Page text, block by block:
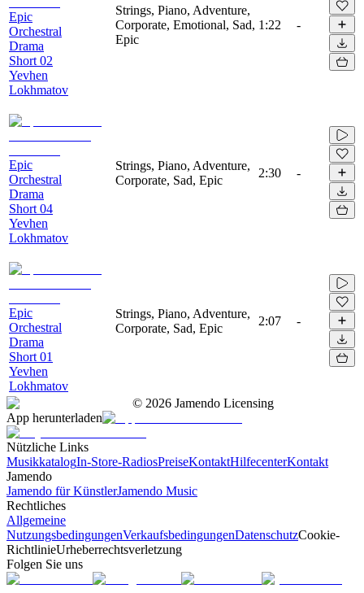
Epic
Orchestral
Drama
Short 02
Yevhen
Lokhmatov
Strings, Piano, Adventure,
Corporate, Emotional, Sad,
Epic
1:22 -
Epic
Orchestral
Drama
Short 04
Yevhen
Lokhmatov
Strings, Piano, Adventure,
Corporate, Sad, Epic
2:30 -
Epic
Orchestral
Drama
Short 01
Yevhen
Lokhmatov
Strings, Piano, Adventure,
Corporate, Sad, Epic
2:07 -
© 2026 Jamendo Licensing
App herunterladen
Nützliche Links
MusikkatalogIn-Store-RadiosPreiseKontaktHilfecenterKontakt
Jamendo
Jamendo für KünstlerJamendo Music
Rechtliches
Allgemeine
NutzungsbedingungenVerkaufsbedingungenDatenschutzCookie-
RichtlinieUrheberrechtsverletzung
Folgen Sie uns